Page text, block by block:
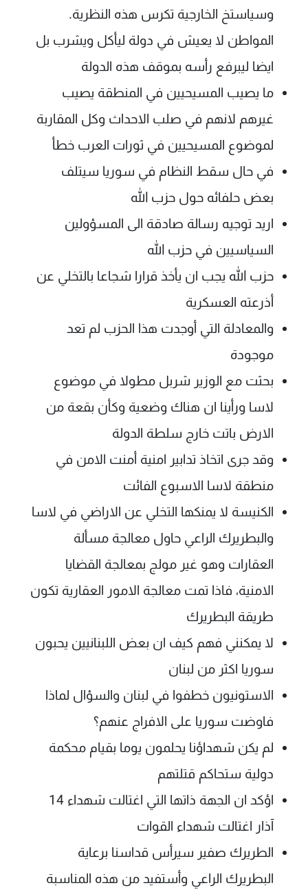
وسياستخ الخارجية تكرس هذه النظرية.
المواطن لا يعيش في دولة ليأكل ويشرب بل
ايضا ليبرفع رأسه بموقف هذه الدولة
ما يصيب المسيحيين في المنطقة يصيب
غيرهم لانهم في صلب الاحداث وكل المقاربة
لموضوع المسيحيين في ثورات العرب خطأ
في حال سقط النظام في سوريا سيتلف
بعض حلفائه حول حزب الله
اريد توجيه رسالة صادقة الى المسؤولين
السياسيين في حزب الله
حزب الله يجب ان يأخذ قرارا شجاعا بالتخلي عن
أذرعته العسكرية
والمعادلة التي أوجدت هذا الحزب لم تعد
موجودة
بحثت مع الوزير شربل مطولا في موضوع
لاسا ورأينا ان هناك وضعية وكأن بقعة من
الارض باتت خارج سلطة الدولة
وقد جرى اتخاذ تدابير امنية أمنت الامن في
منطقة لاسا الاسبوع الفائت
الكنيسة لا يمنكها التخلي عن الاراضي في لاسا
والبطريرك الراعي حاول معالجة مسألة
العقارات وهو غير مولج بمعالجة القضايا
الامنية، فاذا تمت معالجة الامور العقارية تكون
طريقة البطريرك
لا يمكنني فهم كيف ان بعض اللبنانيين يحبون
سوريا اكثر من لبنان
الاستونيون خطفوا في لبنان والسؤال لماذا
فاوضت سوريا على الافراج عنهم؟
لم يكن شهداؤنا يحلمون يوما بقيام محكمة
دولية ستحاكم قتلتهم
اؤكد ان الجهة ذاتها التي اغتالت شهداء 14
آذار اغتالت شهداء القوات
الطريرك صفير سيرأس قداسنا برعاية
البطريرك الراعي وأستفيد من هذه المناسبة